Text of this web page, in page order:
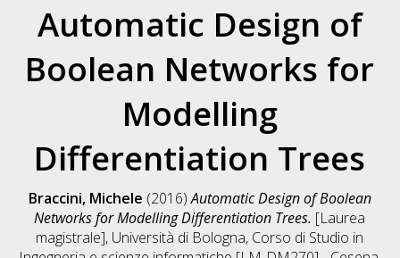
Automatic Design of
Boolean Networks for
Modelling
Differentiation Trees
Braccini, Michele (2016)Automatic Design of Boolean
Networks for Modelling Differentiation Trees. [Laurea
magistrale], Università di Bologna, Corso di Studio in